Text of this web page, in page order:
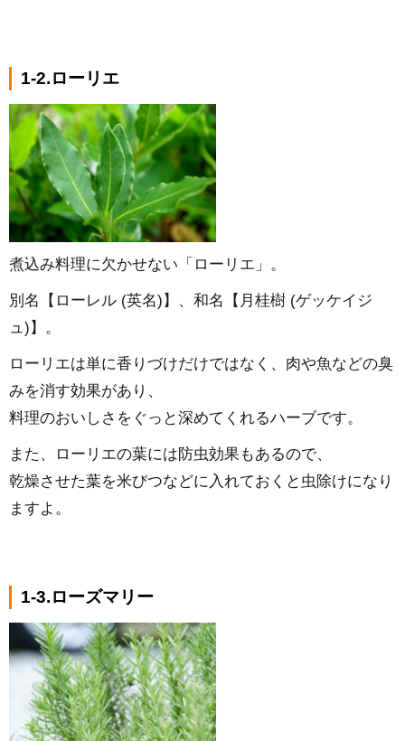
1-2.ローリエ
煮込み料理に欠かせない「ローリエ」。
別名【ローレル (英名)】、和名【月桂樹 (ゲッケイジ
ュ)】。
ローリエは単に香りづけだけではなく、肉や魚などの臭
みを消す効果があり、
料理のおいしさをぐっと深めてくれるハーブです。
また、ローリエの葉には防虫効果もあるので、
乾燥させた葉を米びつなどに入れておくと虫除けになり
ますよ。
1-3.ローズマリー